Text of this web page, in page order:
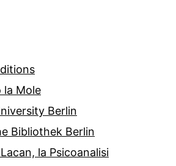
la Mole
Berlin
Bibliothek Berlin
la Psicoanalisi